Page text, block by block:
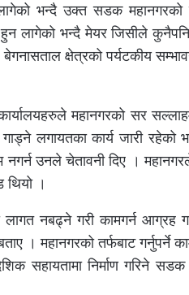
भन्दै उक्त सडक
लागेको भन्दै मेयर जिसीले
क्षेत्रको पर्यटकीय
महानगरको सर
लगायतका कार्य जारी रहेको
उनले चेतावनी दिए । महानगरले
थियो ।
लागत नबढ्ने गरी कामगर्न आग्रह
। महानगरको तर्फबाट गर्नुपर्ने
सहायतामा निर्माण गरिने